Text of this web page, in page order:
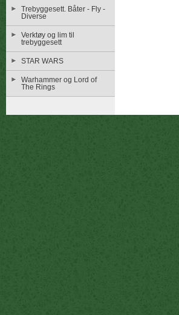
Trebyggesett. Båter - Fly -
Diverse
Verktøy og lim til
trebyggesett
STAR WARS
Warhammer og Lord of
The Rings